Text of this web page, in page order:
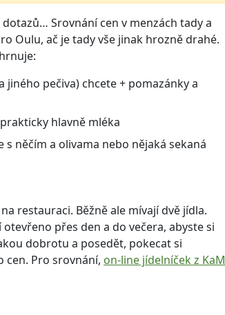
Srovnání cen v menzách tady a
Oulu, ač je tady vše jinak hrozně drahé.
pečiva) chcete + pomazánky a
hlavně mléka
něčím a olivama nebo nějaká sekaná
restauraci. Běžně ale mívají dvě jídla.
přes den a do večera, abyste si
dobrotu a posedět, pokecat si
cen. Pro srovnání, on-line jídelníček z KaM